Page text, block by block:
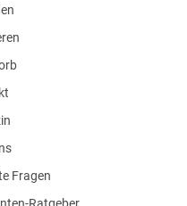
Fragen
Ratgeber